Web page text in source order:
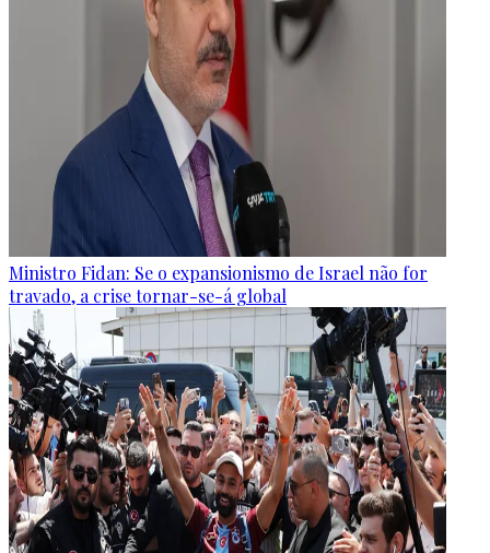
Ministro Fidan: Se o expansionismo de Israel não for
travado, a crise tornar-se-á global